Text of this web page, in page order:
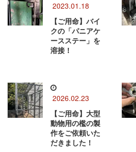
2023.01.18
【ご用命】バイ
クの「パニアケ
ースステー」を
溶接！
2026.02.23
【ご用命】大型
動物用の檻の製
作をご依頼いた
だきました！